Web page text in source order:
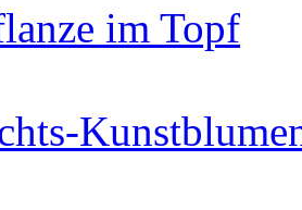
im Topf